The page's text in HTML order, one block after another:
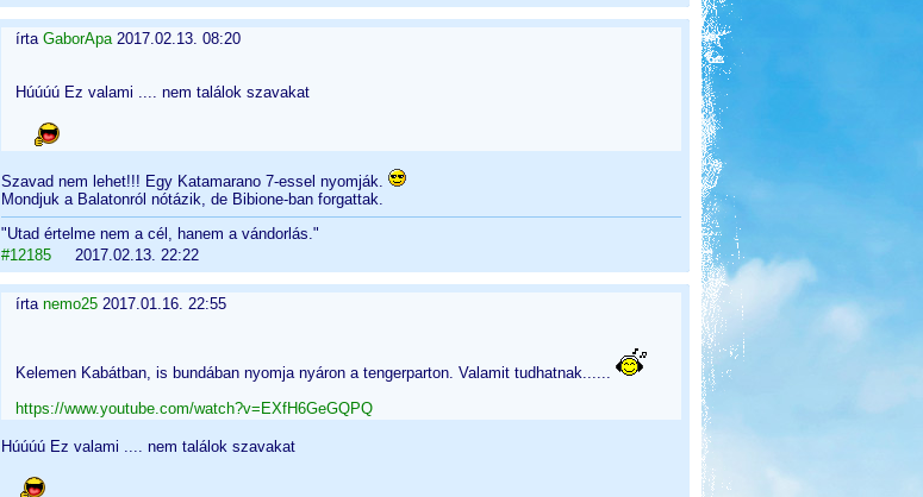
írta GaborApa2017.02.13. 08:20
Húúúú Ez valami .... nem találok szavakat
Szavad nem lehet!!! Egy Katamarano 7-essel nyomják.
Mondjuk a Balatonról nótázik, de Bibione-ban forgattak.
"Utad értelme nem a cél, hanem a vándorlás."
#121852017.02.13. 22:22
írta nemo252017.01.16. 22:55
Kelemen Kabátban, is bundában nyomja nyáron a tengerparton. Valamit tudhatnak......
https://www.youtube.com/watch?v=EXfH6GeGQPQ
Húúúú Ez valami .... nem találok szavakat